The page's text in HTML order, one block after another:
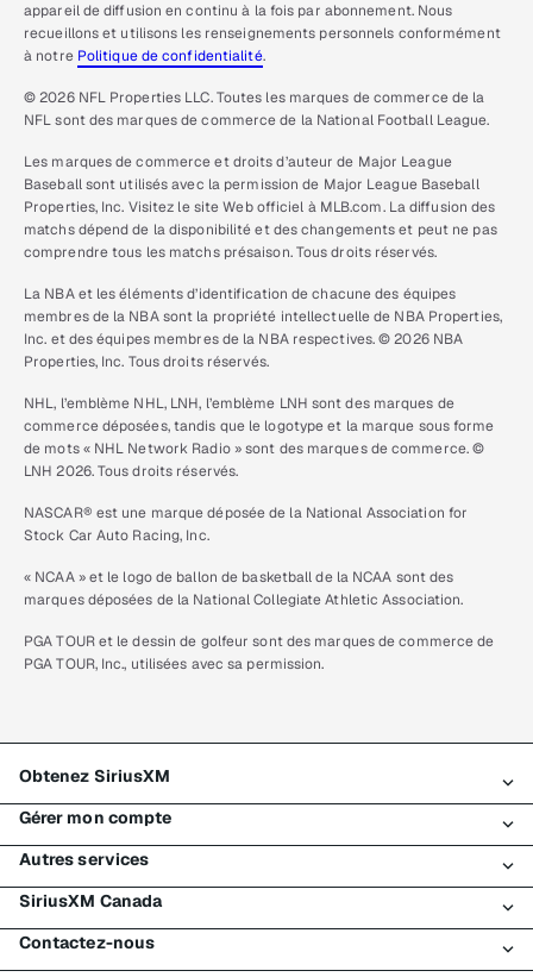
appareil de diffusion en continu à la fois par abonnement. Nous
recueillons et utilisons les renseignements personnels conformément
à notre Politique de confidentialité.
© 2026 NFL Properties LLC. Toutes les marques de commerce de la
NFL sont des marques de commerce de la National Football League.
Les marques de commerce et droits d’auteur de Major League
Baseball sont utilisés avec la permission de Major League Baseball
Properties, Inc. Visitez le site Web officiel à MLB.com. La diffusion des
matchs dépend de la disponibilité et des changements et peut ne pas
comprendre tous les matchs présaison. Tous droits réservés.
La NBA et les éléments d’identification de chacune des équipes
membres de la NBA sont la propriété intellectuelle de NBA Properties,
Inc. et des équipes membres de la NBA respectives. © 2026 NBA
Properties, Inc. Tous droits réservés.
NHL, l’emblème NHL, LNH, l’emblème LNH sont des marques de
commerce déposées, tandis que le logotype et la marque sous forme
de mots « NHL Network Radio » sont des marques de commerce. ©
LNH 2026. Tous droits réservés.
NASCAR® est une marque déposée de la National Association for
Stock Car Auto Racing, Inc.
« NCAA » et le logo de ballon de basketball de la NCAA sont des
marques déposées de la National Collegiate Athletic Association.
PGA TOUR et le dessin de golfeur sont des marques de commerce de
PGA TOUR, Inc., utilisées avec sa permission.
Obtenez SiriusXM
Tous les forfaits
Mon essai SiriusXM
Mon abonnement
Essai gratuit de SiriusXM
Magasiner
Gérer mon compte
Connexion
Enregistrement
Effectuer un paiement
Autres services
Traffic et Travel
Entreprises
SiriusXM Canada
À propos de SiriusXM
Contactez-nous